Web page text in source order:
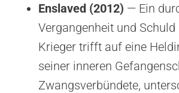
Enslaved (2012) — Ein
Vergangenheit und
Krieger trifft auf eine
seiner inneren
Zwangsverbündete,